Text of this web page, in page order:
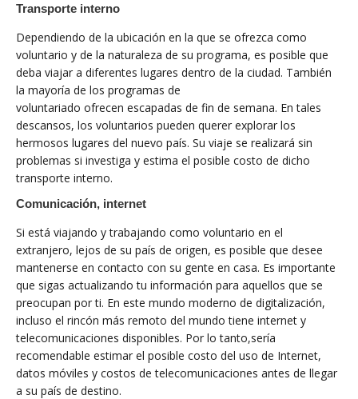
Transporte interno
Dependiendo de la ubicación en la que se ofrezca como
voluntario y de la naturaleza de su programa, es posible que
deba viajar a diferentes lugares dentro de la ciudad. También
la mayoría de los programas de
voluntariado ofrecen escapadas de fin de semana. En tales
descansos, los voluntarios pueden querer explorar los
hermosos lugares del nuevo país. Su viaje se realizará sin
problemas si investiga y estima el posible costo de dicho
transporte interno.
Comunicación, internet
Si está viajando y trabajando como voluntario en el
extranjero, lejos de su país de origen, es posible que desee
mantenerse en contacto con su gente en casa. Es importante
que sigas actualizando tu información para aquellos que se
preocupan por ti. En este mundo moderno de digitalización,
incluso el rincón más remoto del mundo tiene internet y
telecomunicaciones disponibles. Por lo tanto,sería
recomendable estimar el posible costo del uso de Internet,
datos móviles y costos de telecomunicaciones antes de llegar
a su país de destino.